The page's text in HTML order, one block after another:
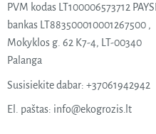
PVM kodas LT100006573712
bankas LT883500010001267500 ,
Mokyklos g. 62 K7-4, LT-00340
Palanga
Susisiekite dabar: +37061942942
El. paštas: info@ekogrozis.lt